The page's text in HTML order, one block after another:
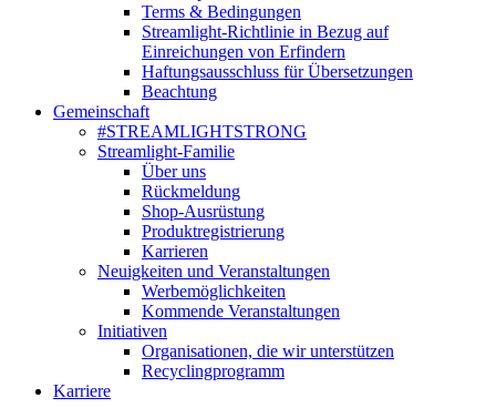
Terms & Bedingungen
Streamlight-Richtlinie in Bezug auf
Einreichungen von Erfindern
Haftungsausschluss für Übersetzungen
Beachtung
Gemeinschaft
#STREAMLIGHTSTRONG
Streamlight-Familie
Über uns
Rückmeldung
Shop-Ausrüstung
Produktregistrierung
Karrieren
Neuigkeiten und Veranstaltungen
Werbemöglichkeiten
Kommende Veranstaltungen
Initiativen
Organisationen, die wir unterstützen
Recyclingprogramm
Karriere